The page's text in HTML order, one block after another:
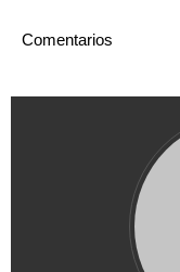
Comentarios